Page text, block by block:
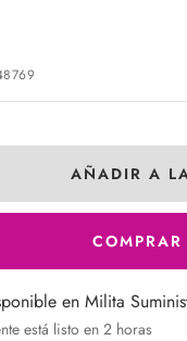
AÑADIR A
en Milita
está listo en 2 horas